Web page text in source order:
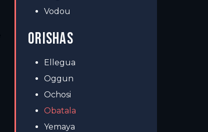
Vodou
ORISHAS
Ellegua
Oggun
Ochosi
Obatala
Yemaya